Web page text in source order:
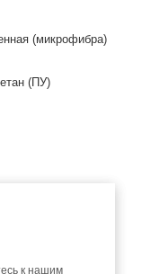
(микрофибра)
(ПУ)
к нашим